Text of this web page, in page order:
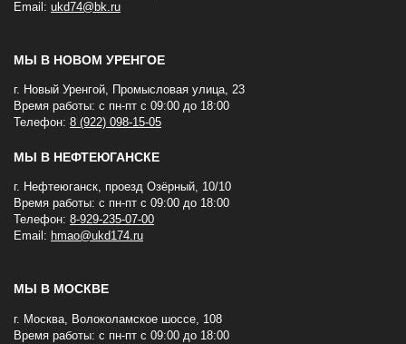
Email: ukd74@bk.ru
МЫ В НОВОМ УРЕНГОЕ
г. Новый Уренгой, Промысловая улица, 23
Время работы: с пн-пт с 09:00 до 18:00
Телефон: 8 (922) 098-15-05
МЫ В НЕФТЕЮГАНСКЕ
г. Нефтеюганск, проезд Озёрный, 10/10
Время работы: с пн-пт с 09:00 до 18:00
Телефон: 8-929-235-07-00
Email: hmao@ukd174.ru
МЫ В МОСКВЕ
г. Москва, Волоколамское шоссе, 108
Время работы: с пн-пт с 09:00 до 18:00